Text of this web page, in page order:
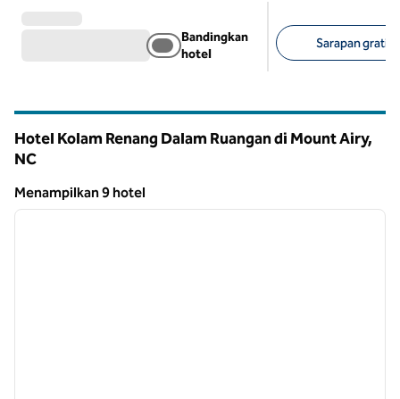
Bandingkan
hotel
Sarapan gratis
Hotel Kolam Renang Dalam Ruangan di Mount Airy,
NC
Menampilkan 9 hotel
Menampilkan 9 hotel
1 dari 12